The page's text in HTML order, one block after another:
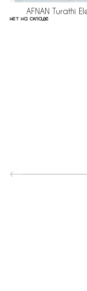
AFNAN Turathi
нет на складе